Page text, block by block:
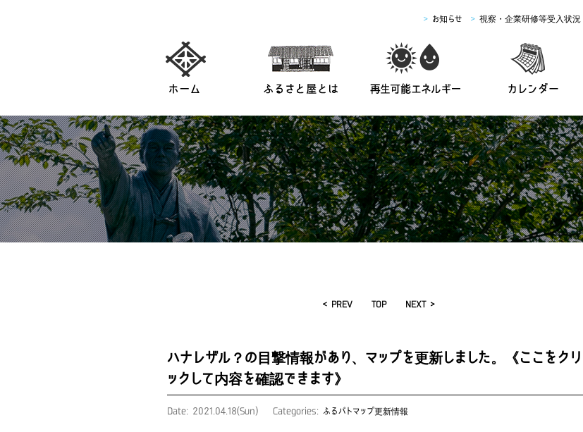
> お知らせ > 視察・企業研修等受入状況
< PREV TOP NEXT >
ハナレザル？の目撃情報があり、マップを更新しました。《ここをクリ
ックして内容を確認できます》
Date: 2021.04.18(Sun) Categories: ふるパトマップ更新情報